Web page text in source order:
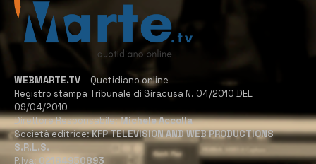
WEBMARTE.TV – Quotidiano online
Registro stampa Tribunale di Siracusa N. 04/2010 DEL
09/04/2010
Direttore Responsabile:Michele Accolla
Società editrice:KFP TELEVISION AND WEB PRODUCTIONS
S.R.L.S.
P.Iva: 02184950893